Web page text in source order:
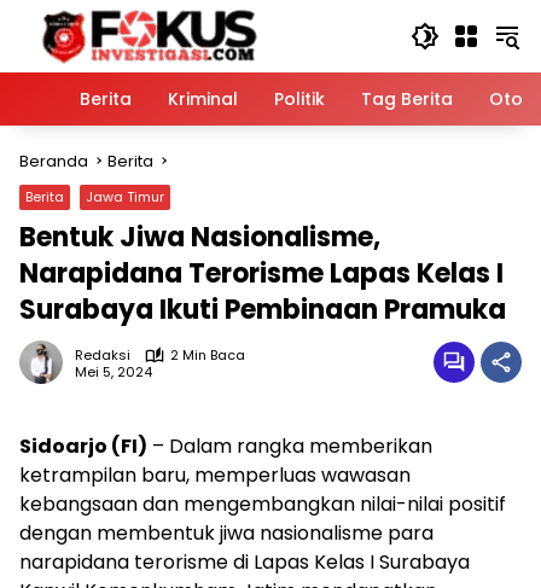
Langsung
konten
HomeBerita Kriminal Politik Tag Berita
Beranda Berita
Berita Jawa Timur
Bentuk Jiwa Nasionalisme,
Narapidana Terorisme Lapas Kelas I
Surabaya Ikuti Pembinaan Pramuka
Redaksi
2 Min Baca
Mei 5, 2024
Sidoarjo (FI) – Dalam rangka memberikan
ketrampilan baru, memperluas wawasan
kebangsaan dan mengembangkan nilai-nilai positif
dengan membentuk jiwa nasionalisme para
narapidana terorisme di Lapas Kelas I Surabaya